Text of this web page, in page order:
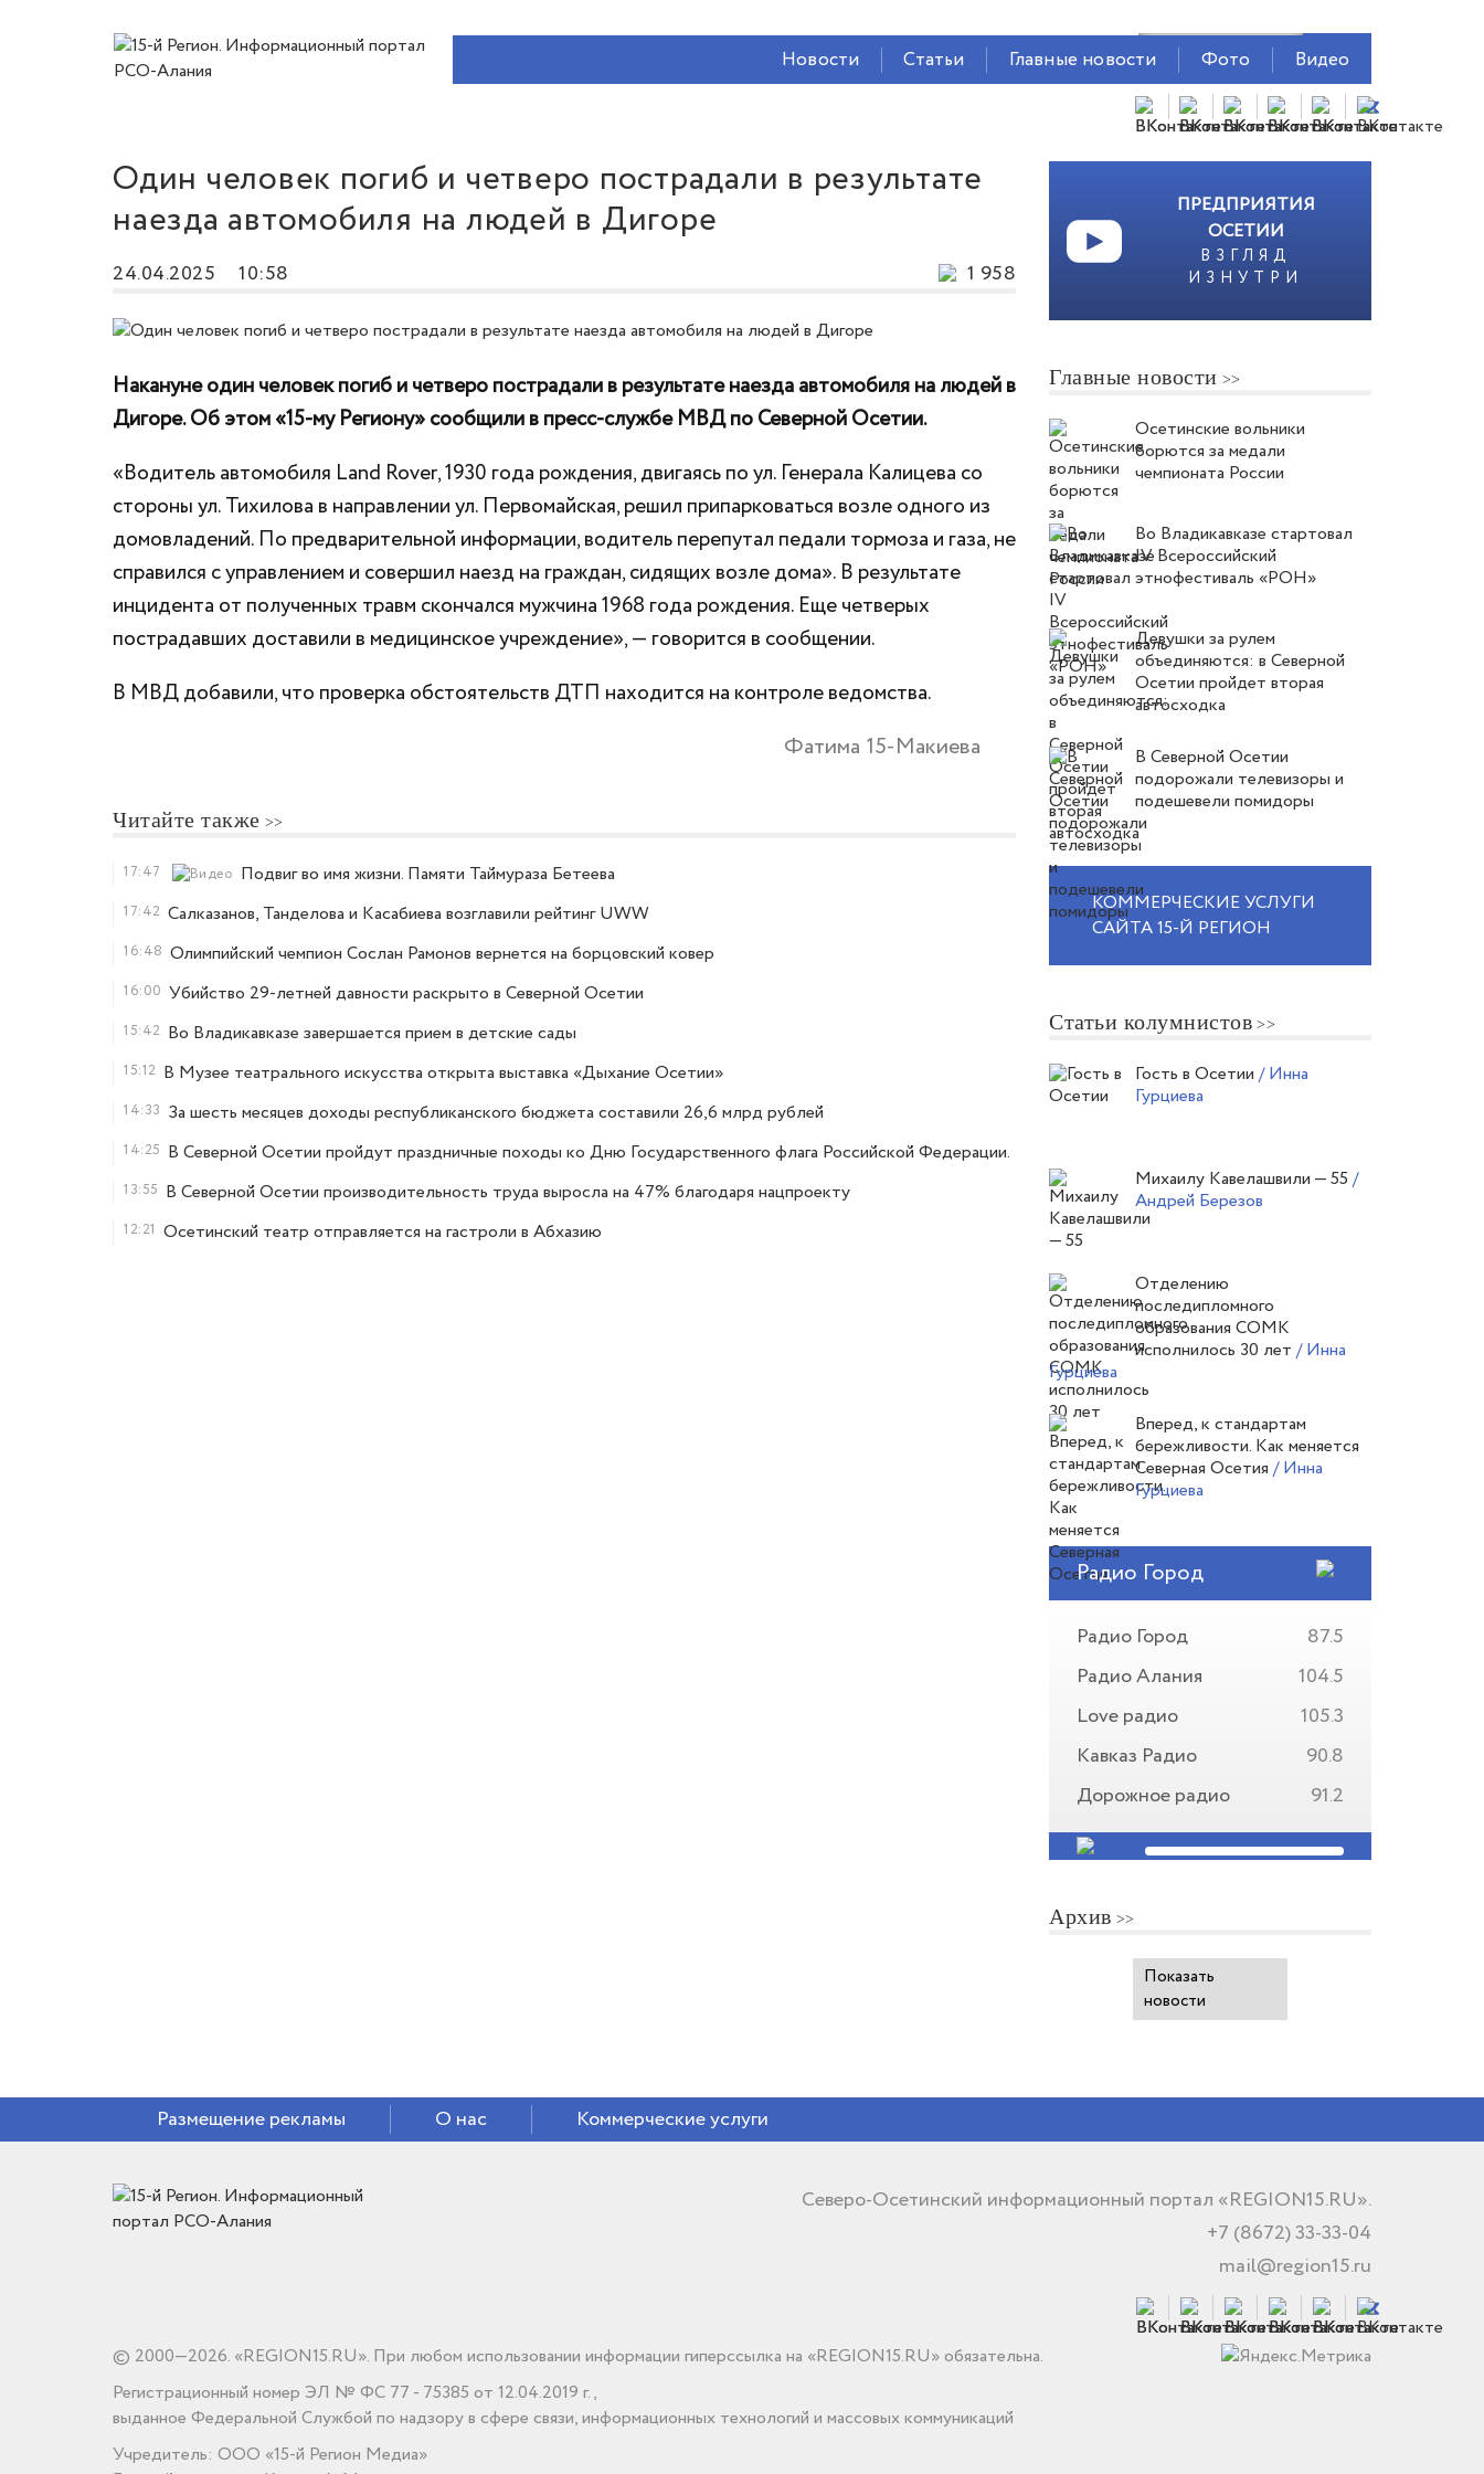
0.72 м/с
Новости Статьи Главные новости Фото Видео
Один человек погиб и четверо пострадали в результате
наезда автомобиля на людей в Дигоре
24.04.2025 10:58 1 958
Накануне один человек погиб и четверо пострадали в результате наезда автомобиля на людей в
Дигоре. Об этом «15-му Региону» сообщили в пресс-службе МВД по Северной Осетии.
«Водитель автомобиля Land Rover, 1930 года рождения, двигаясь по ул. Генерала Калицева со
стороны ул. Тихилова в направлении ул. Первомайская, решил припарковаться возле одного из
домовладений. По предварительной информации, водитель перепутал педали тормоза и газа, не
справился с управлением и совершил наезд на граждан, сидящих возле дома». В результате
инцидента от полученных травм скончался мужчина 1968 года рождения. Еще четверых
пострадавших доставили в медицинское учреждение», — говорится в сообщении.
В МВД добавили, что проверка обстоятельств ДТП находится на контроле ведомства.
Фатима 15-Макиева
Читайте также
17:47 Подвиг во имя жизни. Памяти Таймураза Бетеева
17:42 Салказанов, Танделова и Касабиева возглавили рейтинг UWW
16:48 Олимпийский чемпион Сослан Рамонов вернется на борцовский ковер
16:00 Убийство 29-летней давности раскрыто в Северной Осетии
15:42 Во Владикавказе завершается прием в детские сады
15:12 В Музее театрального искусства открыта выставка «Дыхание Осетии»
14:33 За шесть месяцев доходы республиканского бюджета составили 26,6 млрд рублей
14:25 В Северной Осетии пройдут праздничные походы ко Дню Государственного флага Российской Федерации.
13:55 В Северной Осетии производительность труда выросла на 47% благодаря нацпроекту
12:21 Осетинский театр отправляется на гастроли в Абхазию
ПРЕДПРИЯТИЯ
ОСЕТИИ
ВЗГЛЯД
ИЗНУТРИ
Главные новости
Осетинские вольники
борются за медали
чемпионата России
Во Владикавказе стартовал
IV Всероссийский
этнофестиваль «РОН»
Девушки за рулем
объединяются: в Северной
Осетии пройдет вторая
автосходка
В Северной Осетии
подорожали телевизоры и
подешевели помидоры
КОММЕРЧЕСКИЕ УСЛУГИ
САЙТА 15-Й РЕГИОН
Статьи колумнистов
Гость в Осетии/ Инна
Гурциева
Михаилу Кавелашвили — 55/
Андрей Березов
Отделению
последипломного
образования СОМК
исполнилось 30 лет/ Инна
Гурциева
Вперед, к стандартам
бережливости. Как меняется
Северная Осетия/ Инна
Гурциева
Радио Город
Радио Город
87.5
Радио Алания
104.5
Love радио
105.3
Кавказ Радио
90.8
Дорожное радио
91.2
Архив
Показать
новости
Размещение рекламы О нас Коммерческие услуги
Северо-Осетинский информационный портал «REGION15.RU».
+7 (8672) 33-33-04
mail@region15.ru
© 2000—2026. «REGION15.RU». При любом использовании информации гиперссылка на «REGION15.RU» обязательна.
Регистрационный номер ЭЛ № ФС 77 - 75385 от 12.04.2019 г.,
выданное Федеральной Службой по надзору в сфере связи, информационных технологий и массовых коммуникаций
Учредитель: ООО «15-й Регион Медиа»